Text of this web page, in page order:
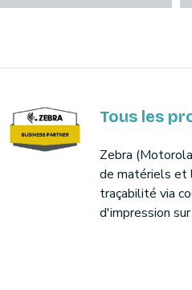
Tous les
Zebra
de matériels et
traçabilité via
d'impression